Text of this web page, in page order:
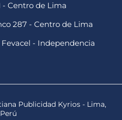
- Centro de Lima
287 - Centro de Lima
- Independencia
Publicidad Kyrios - Lima,
Perú